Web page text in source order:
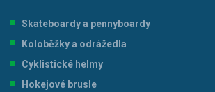
Skateboardy a pennyboardy
Koloběžky a odrážedla
Cyklistické helmy
Hokejové brusle